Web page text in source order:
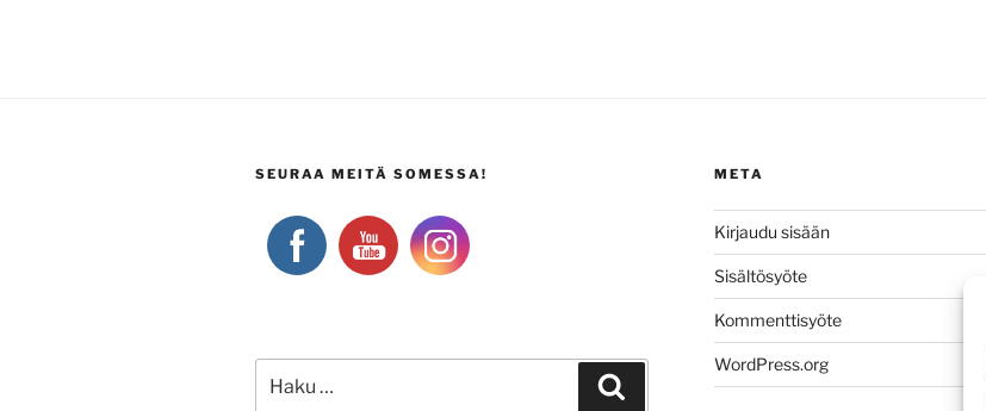
SEURAA MEITÄ SOMESSA! META
Kirjaudu sisään
Sisältösyöte
Kommenttisyöte
WordPress.org